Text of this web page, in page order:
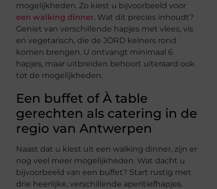
mogelijkheden. Zo kiest u bijvoorbeeld voor
een walking dinner. Wat dit precies inhoudt?
Geniet van verschillende hapjes met vlees, vis
en vegetarisch, die de JÖRD kelners rond
komen brengen. U ontvangt minimaal 6
hapjes, maar uitbreiden behoort uiteraard ook
tot de mogelijkheden.
Een buffet of À table
gerechten als catering in de
regio van Antwerpen
Naast dat u kiest uit een walking dinner, zijn er
nog veel meer mogelijkheden. Wat dacht u
bijvoorbeeld van een buffet? Start rustig met
drie heerlijke, verschillende aperitiefhapjes.